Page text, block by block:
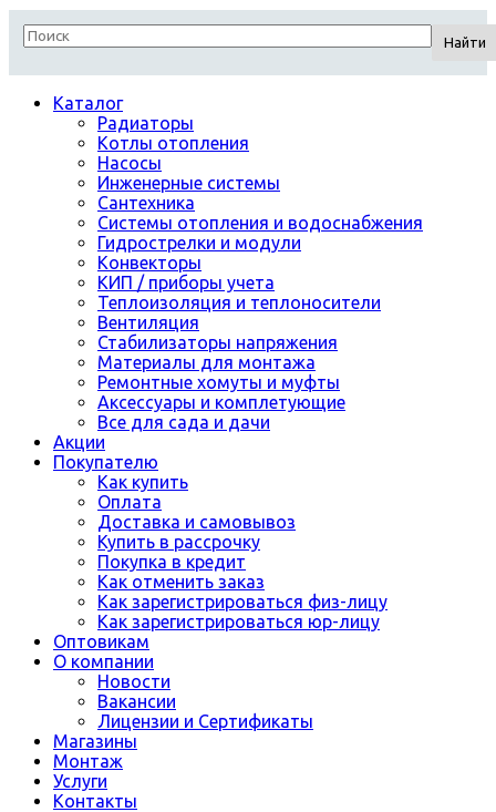
Найти
Каталог
Радиаторы
Котлы отопления
Насосы
Инженерные системы
Сантехника
Системы отопления и водоснабжения
Гидрострелки и модули
Конвекторы
КИП / приборы учета
Теплоизоляция и теплоносители
Вентиляция
Стабилизаторы напряжения
Материалы для монтажа
Ремонтные хомуты и муфты
Аксессуары и комплетующие
Все для сада и дачи
Акции
Покупателю
Как купить
Оплата
Доставка и самовывоз
Купить в рассрочку
Покупка в кредит
Как отменить заказ
Как зарегистрироваться физ-лицу
Как зарегистрироваться юр-лицу
Оптовикам
О компании
Новости
Вакансии
Лицензии и Сертификаты
Магазины
Монтаж
Услуги
Контакты